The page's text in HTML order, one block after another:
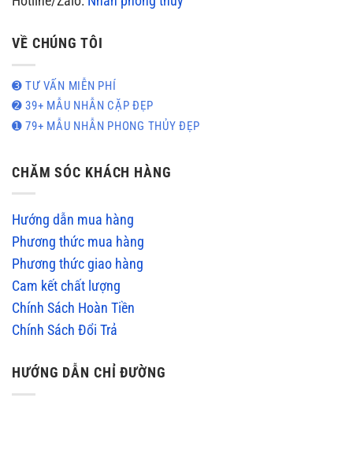
VỀ CHÚNG TÔI
➌ TƯ VẤN MIỄN PHÍ
➋ 39+ MẪU NHẪN CẶP ĐẸP
➊ 79+ MẪU NHẪN PHONG THỦY ĐẸP
CHĂM SÓC KHÁCH HÀNG
Hướng dẫn mua hàng
Phương thức mua hàng
Phương thức giao hàng
Cam kết chất lượng
Chính Sách Hoàn Tiền
Chính Sách Đổi Trả
HƯỚNG DẪN CHỈ ĐƯỜNG